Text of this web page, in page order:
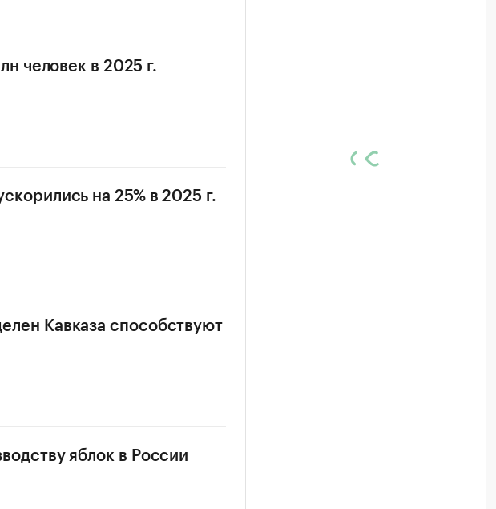
человек в 2025 г.
на 25% в 2025 г.
Кавказа способствуют
яблок в России